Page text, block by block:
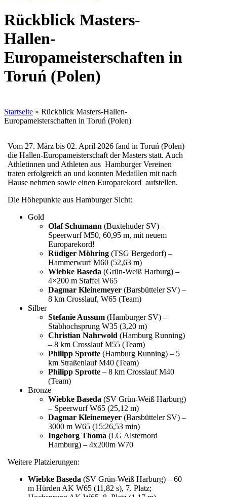
Rückblick Masters-
Hallen-
Europameisterschaften in
Toruń (Polen)
Startseite » Rückblick Masters-Hallen-
Europameisterschaften in Toruń (Polen)
Vom 27. März bis 02. April 2026 fand in Toruń (Polen)
die Hallen-Europameisterschaft der Masters statt. Auch
Athletinnen und Athleten aus Hamburger Vereinen
traten erfolgreich an und konnten Medaillen mit nach
Hause nehmen sowie einen Europarekord aufstellen.
Die Höhepunkte aus Hamburger Sicht:
Gold
Olaf Schumann (Buxtehuder SV) –
Speerwurf M50, 60,95 m, mit neuem
Europarekord!
Rüdiger Möhring(TSG Bergedorf) –
Hammerwurf M60 (52,63 m)
Wiebke Baseda (Grün-Weiß Harburg) –
4×200 m Staffel W65
Dagmar Kleinemeyer (Barsbütteler SV) –
8 km Crosslauf, W65 (Team)
Silber
Stefanie Aussum (Hamburger SV) –
Stabhochsprung W35 (3,20 m)
Christian Nahrwold (Hamburg Running)
– 8 km Crosslauf M55 (Team)
Philipp Sprotte (Hamburg Running) – 5
km Straßenlauf M40 (Team)
Philipp Sprotte – 8 km Crosslauf M40
(Team)
Bronze
Wiebke Baseda(SV Grün-Weiß Harburg)
– Speerwurf W65 (25,12 m)
Dagmar Kleinemeyer (Barsbütteler SV) –
3000 m W65 (15:26,53 min)
Ingeborg Thoma (LG Alsternord
Hamburg) – 4x200m W70
Weitere Platzierungen:
Wiebke Baseda (SV Grün-Weiß Harburg) – 60
m Hürden AK W65 (11,82 s), 7. Platz;